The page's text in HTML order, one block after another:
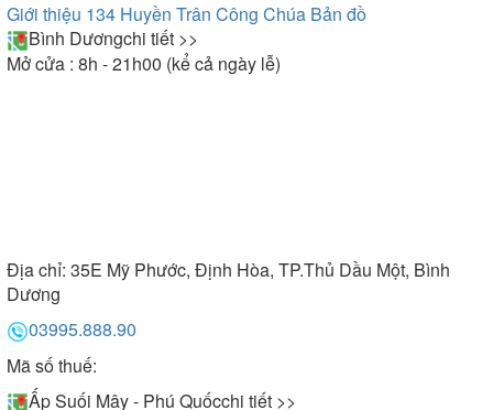
Giới thiệu 134 Huyền Trân Công Chúa Bản đồ
Bình Dươngchi tiết >>
Mở cửa : 8h - 21h00 (kể cả ngày lễ)
Địa chỉ: 35E Mỹ Phước, Định Hòa, TP.Thủ Dầu Một, Bình
Dương
03995.888.90
Mã số thuế:
Ấp Suối Mây - Phú Quốcchi tiết >>